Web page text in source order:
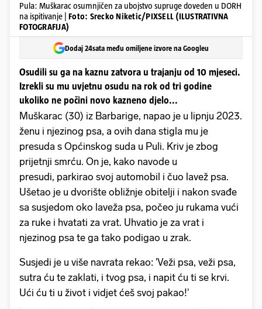
Pula: Muškarac osumnjičen za ubojstvo supruge doveden u DORH
na ispitivanje | Foto: Srecko Niketic/PIXSELL (ILUSTRATIVNA
FOTOGRAFIJA)
Dodaj 24sata među omiljene izvore na Googleu
Osudili su ga na kaznu zatvora u trajanju od 10 mjeseci.
Izrekli su mu uvjetnu osudu na rok od tri godine
ukoliko ne počini novo kazneno djelo...
Muškarac (30) iz Barbarige, napao je u lipnju 2023.
ženu i njezinog psa, a ovih dana stigla mu je
presuda s Općinskog suda u Puli. Kriv je zbog
prijetnji smrću. On je, kako navode u
presudi, parkirao svoj automobil i čuo lavež psa.
Ušetao je u dvorište obližnje obitelji i nakon svađe
sa susjedom oko laveža psa, počeo ju rukama vući
za ruke i hvatati za vrat. Uhvatio je za vrat i
njezinog psa te ga tako podigao u zrak.
Susjedi je u više navrata rekao: 'Veži psa, veži psa,
sutra ću te zaklati, i tvog psa, i napit ću ti se krvi.
Ući ću ti u život i vidjet ćeš svoj pakao!'